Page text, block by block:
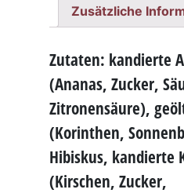
Zusätzliche
Zutaten: kandierte
(Ananas, Zucker,
Zitronensäure),
(Korinthen,
Hibiskus, kandierte
(Kirschen, Zucker,